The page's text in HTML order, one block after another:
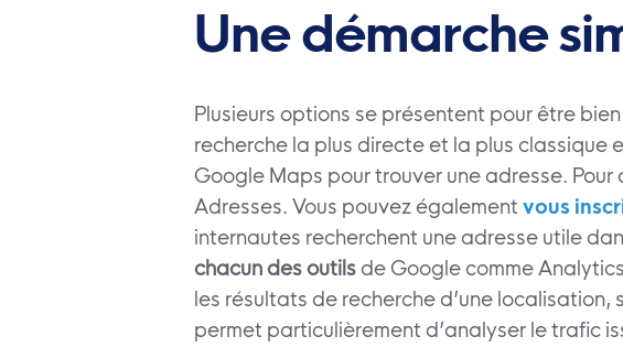
Une démarche
Plusieurs options se présentent pour être
recherche la plus directe et la plus classique
Google Maps pour trouver une adresse.
Adresses. Vous pouvez égalementvous
internautes recherchent une adresse utile
chacun des outils de Google comme
les résultats de recherche d’une
permet particulièrement d’analyser le trafic